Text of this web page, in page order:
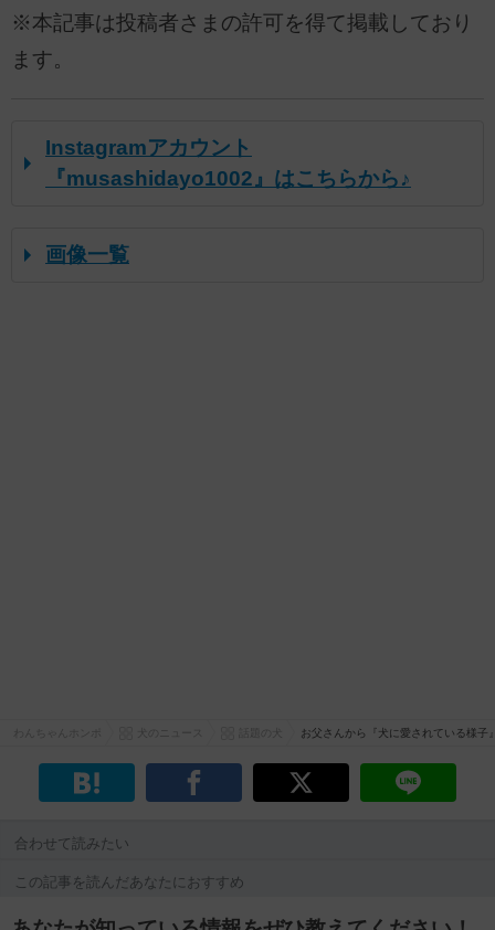
※本記事は投稿者さまの許可を得て掲載しており
ます。
Instagramアカウント
『musashidayo1002』はこちらから♪
画像一覧
お父さんから『犬に愛されている様
合わせて読みたい
この記事を読んだあなたにおすすめ